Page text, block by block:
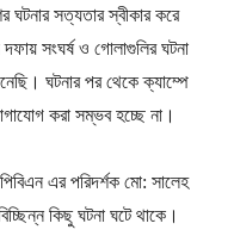
ঘটনার সত্যতার স্বীকার করে
সংঘর্ষ ও গোলাগুলির ঘটনা
ঘটনার পর থেকে ক্যাম্পে
করা সম্ভব হচ্ছে না।
এর পরিদর্শক মো: সালেহ
কিছু ঘটনা ঘটে থাকে।